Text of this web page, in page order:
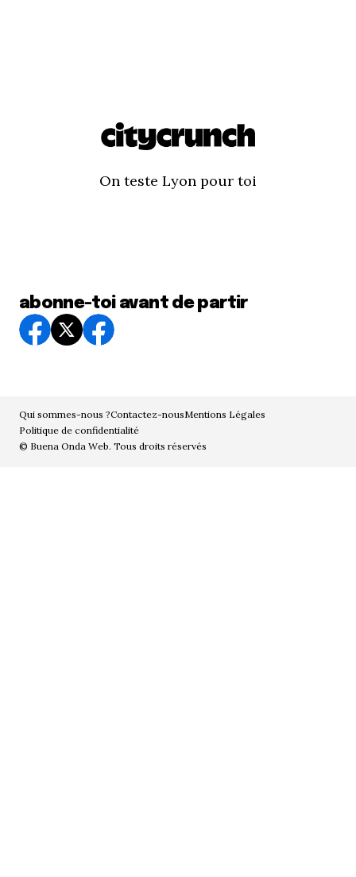
On teste Lyon pour toi
abonne-toi avant de partir
Qui sommes-nous ?Contactez-nousMentions Légales
Politique de confidentialité
© Buena Onda Web. Tous droits réservés